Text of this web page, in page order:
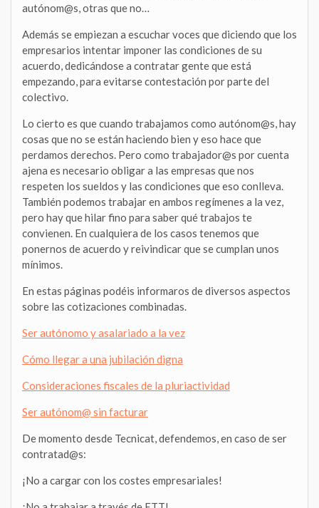
autónom@s, otras que no…
Además se empiezan a escuchar voces que diciendo que los
empresarios intentar imponer las condiciones de su
acuerdo, dedicándose a contratar gente que está
empezando, para evitarse contestación por parte del
colectivo.
Lo cierto es que cuando trabajamos como autónom@s, hay
cosas que no se están haciendo bien y eso hace que
perdamos derechos. Pero como trabajador@s por cuenta
ajena es necesario obligar a las empresas que nos
respeten los sueldos y las condiciones que eso conlleva.
También podemos trabajar en ambos regímenes a la vez,
pero hay que hilar fino para saber qué trabajos te
convienen. En cualquiera de los casos tenemos que
ponernos de acuerdo y reivindicar que se cumplan unos
mínimos.
En estas páginas podéis informaros de diversos aspectos
sobre las cotizaciones combinadas.
Ser autónomo y asalariado a la vez
Cómo llegar a una jubilación digna
Consideraciones fiscales de la pluriactividad
Ser autónom@ sin facturar
De momento desde Tecnicat, defendemos, en caso de ser
contratad@s:
¡No a cargar con los costes empresariales!